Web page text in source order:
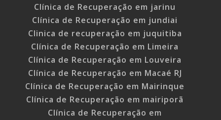
Clínica de Recuperação em jarinu
Clínica de Recuperação em jundiai
Clinica de recuperação em juquitiba
Clínica de Recuperação em Limeira
Clínica de Recuperação em Louveira
Clínica de Recuperação em Macaé RJ
Clínica de Recuperação em Mairinque
Clínica de Recuperação em mairiporã
Clínica de Recuperação em